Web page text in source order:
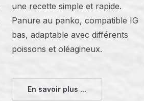
une recette simple et rapide.
Panure au panko, compatible IG
bas, adaptable avec différents
poissons et oléagineux.
En savoir plus ...